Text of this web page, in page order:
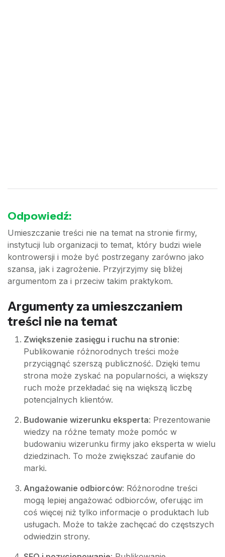
Odpowiedź:
Umieszczanie treści nie na temat na stronie firmy,
instytucji lub organizacji to temat, który budzi wiele
kontrowersji i może być postrzegany zarówno jako
szansa, jak i zagrożenie. Przyjrzyjmy się bliżej
argumentom za i przeciw takim praktykom.
Argumenty za umieszczaniem
treści nie na temat
Zwiększenie zasięgu i ruchu na stronie:
Publikowanie różnorodnych treści może
przyciągnąć szerszą publiczność. Dzięki temu
strona może zyskać na popularności, a większy
ruch może przekładać się na większą liczbę
potencjalnych klientów.
Budowanie wizerunku eksperta: Prezentowanie
wiedzy na różne tematy może pomóc w
budowaniu wizerunku firmy jako eksperta w wielu
dziedzinach. To może zwiększać zaufanie do
marki.
Angażowanie odbiorców: Różnorodne treści
mogą lepiej angażować odbiorców, oferując im
coś więcej niż tylko informacje o produktach lub
usługach. Może to także zachęcać do częstszych
odwiedzin strony.